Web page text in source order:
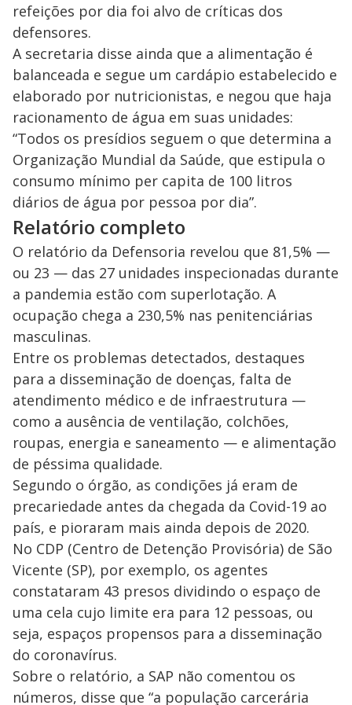
refeições por dia foi alvo de críticas dos
defensores.
A secretaria disse ainda que a alimentação é
balanceada e segue um cardápio estabelecido e
elaborado por nutricionistas, e negou que haja
racionamento de água em suas unidades:
“Todos os presídios seguem o que determina a
Organização Mundial da Saúde, que estipula o
consumo mínimo per capita de 100 litros
diários de água por pessoa por dia”.
Relatório completo
O relatório da Defensoria revelou que 81,5% —
ou 23 — das 27 unidades inspecionadas durante
a pandemia estão com superlotação. A
ocupação chega a 230,5% nas penitenciárias
masculinas.
Entre os problemas detectados, destaques
para a disseminação de doenças, falta de
atendimento médico e de infraestrutura —
como a ausência de ventilação, colchões,
roupas, energia e saneamento — e alimentação
de péssima qualidade.
Segundo o órgão, as condições já eram de
precariedade antes da chegada da Covid-19 ao
país, e pioraram mais ainda depois de 2020.
No CDP (Centro de Detenção Provisória) de São
Vicente (SP), por exemplo, os agentes
constataram 43 presos dividindo o espaço de
uma cela cujo limite era para 12 pessoas, ou
seja, espaços propensos para a disseminação
do coronavírus.
Sobre o relatório, a SAP não comentou os
números, disse que “a população carcerária